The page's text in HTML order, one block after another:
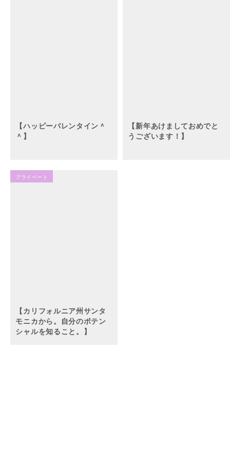
【ハッピーバレンタイン＾
＾】
【新年あけましておめでと
うございます！】
プライベート
【カリフォルニア州サンタ
モニカから。自分のポテン
シャルを知ること。】